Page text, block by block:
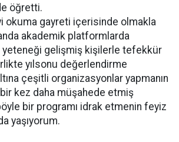
öğretti.
okuma gayreti içerisinde olmakla
akademik platformlarda
gelişmiş kişilerle tefekkür
yılsonu değerlendirme
çeşitli organizasyonlar yapmanın
kez daha müşahede etmiş
bir programı idrak etmenin feyiz
yaşıyorum.